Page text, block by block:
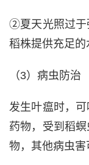
②夏天光照过于
稻株提供充足的
（3）病虫防治
发生叶瘟时，
药物，受到稻
物，其他病虫害